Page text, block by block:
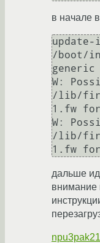
в начале
/boot/
generic
W:
/lib/
1.fw for
W:
/lib/
дальше
внимание